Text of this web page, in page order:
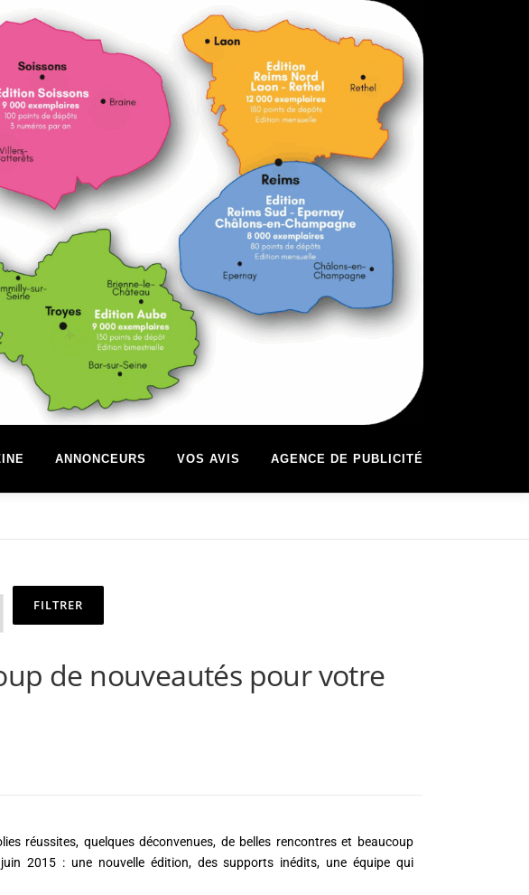
ANNONCEURS VOS AVIS AGENCE DE PUBLICITÉ
de nouveautés pour votre
réussites, quelques déconvenues, de belles rencontres et beaucoup
2015 : une nouvelle édition, des supports inédits, une équipe qui